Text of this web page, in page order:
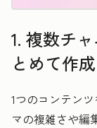
1. 複数チ
とめて作成
1つのコンテン
マの複雑さや編